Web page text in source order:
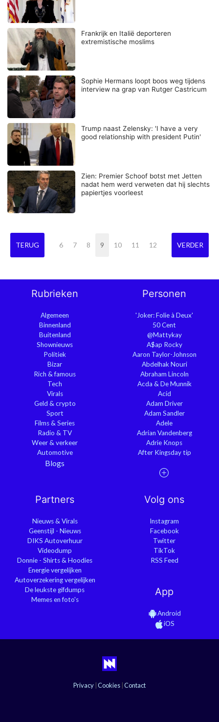
Frankrijk en Italië deporteren
extremistische moslims
Sophie Hermans loopt boos weg tijdens
interview na grap van Rutger Castricum
Trump naast Zelensky: 'I have a very
good relationship with president Putin'
Zien: Premier Schoof botst met Jetten
nadat hem werd verweten dat hij slechts
papiertjes voorleest
TERUG 6 7 8 9 10 11 12 VERDER
Rubrieken
Algemeen
Binnenland
Buitenland
Shownieuws
Politiek
Bizar
Rich & famous
Tech
Virals
Geld & crypto
Sport
Films & Series
Radio & TV
Weer & verkeer
Automotive
Blogs
Personen
'Joker: Folie à Deux'
50 Cent
@Mattykay
A$ap Rocky
Aaron Taylor-Johnson
Abdelhak Nouri
Abraham Lincoln
Acda & De Munnik
Acid
Adam Driver
Adam Sandler
Adele
Adrian Vandenberg
Adrie Knops
After Kingsday tip
Partners
Nieuws & Virals
Geenstijl - Nieuws
DIKS Autoverhuur
Videodump
Donnie - Shirts & Hoodies
Energie vergelijken
Autoverzekering vergelijken
De leukste gifdumps
Memes en foto's
Volg ons
Instagram
Facebook
Twitter
TikTok
RSS Feed
App
Android
iOS
Privacy Cookies Contact